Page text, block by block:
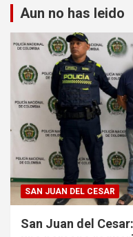
Aun no has leido
SAN JUAN DEL CESAR
San Juan del